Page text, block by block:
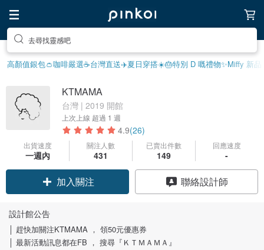
去尋找靈感吧
高顏值銀包👛咖啡嚴選☕️台灣直送✈️夏日穿搭☀️🎂特別 D 嘅禮物✨Miffy 新品
KTMAMA
台灣 | 2019 開館
上次上線 超過 1 週
4.9(26)
出貨速度
一週內
關注人數
431
已賣出件數
149
回應速度
-
領優惠券
加入關注
聯絡設計師
設計館公告
│ 趕快加關注KTMAMA ， 領50元優惠券
│ 最新活動訊息都在FB ， 搜尋『ＫＴＭＡＭＡ』